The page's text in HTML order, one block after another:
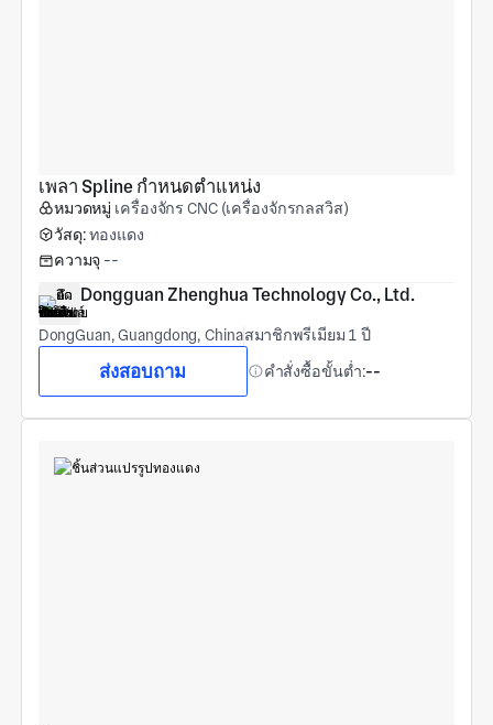
เพลา Spline กำหนดตำแหน่ง
หมวดหมู่ เครื่องจักร CNC (เครื่องจักรกลสวิส)
วัสดุ: ทองแดง
ความจุ --
Dongguan Zhenghua Technology Co., Ltd.
DongGuan, Guangdong, Chinaสมาชิกพรีเมียม 1 ปี
ส่งสอบถาม คำสั่งซื้อขั้นต่ำ:--